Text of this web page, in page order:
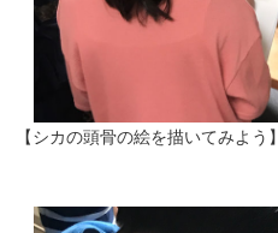
【シカの頭骨の絵を描いてみよう】